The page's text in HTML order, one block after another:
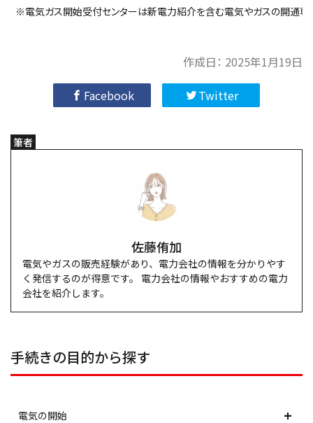
※電気ガス開始受付センターは新電力紹介を含む電気やガスの開通専
作成日： 2025年1月19日
Facebook
Twitter
筆者
佐藤侑加
電気やガスの販売経験があり、電力会社の情報を分かりやす
く発信するのが得意です。 電力会社の情報やおすすめの電力
会社を紹介します。
手続きの目的から探す
電気の開始